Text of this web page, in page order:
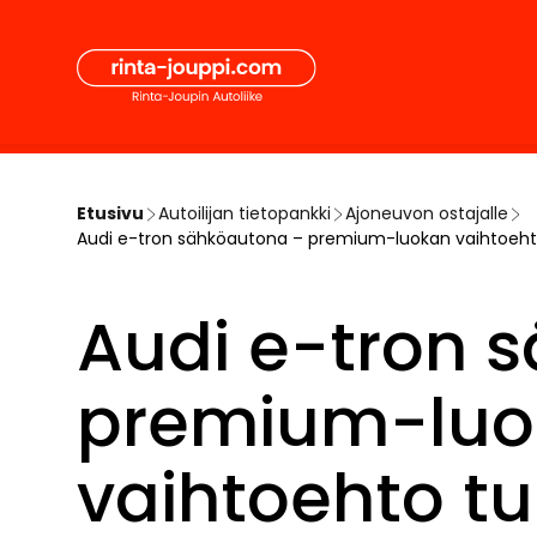
sisältöön
Etusivu Autoilijan tietopankki
Ajoneuvon ostajalle
Audi e-tron sähköautona – premium-luokan
Audi e-tron
premium-
vaihtoehto